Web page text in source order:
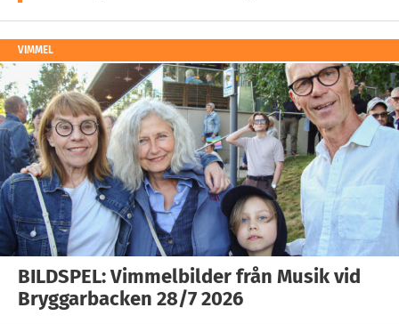
VIMMEL
BILDSPEL: Vimmelbilder från Musik vid
Bryggarbacken 28/7 2026